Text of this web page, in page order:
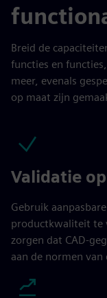
Breid de
functies en
meer, evenals
op maat zijn
Validatie
Gebruik
productkwaliteit te
zorgen dat CAD-
aan de normen